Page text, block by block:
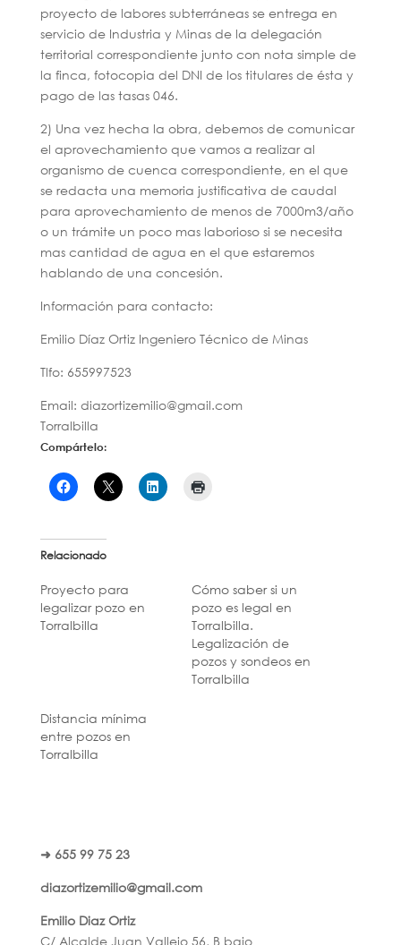
proyecto de labores subterráneas se entrega en
servicio de Industria y Minas de la delegación
territorial correspondiente junto con nota simple de
la finca, fotocopia del DNI de los titulares de ésta y
pago de las tasas 046.
2) Una vez hecha la obra, debemos de comunicar
el aprovechamiento que vamos a realizar al
organismo de cuenca correspondiente, en el que
se redacta una memoria justificativa de caudal
para aprovechamiento de menos de 7000m3/año
o un trámite un poco mas laborioso si se necesita
mas cantidad de agua en el que estaremos
hablando de una concesión.
Información para contacto:
Emilio Díaz Ortiz Ingeniero Técnico de Minas
Tlfo: 655997523
Email: diazortizemilio@gmail.com
Torralbilla
Compártelo:
Relacionado
Proyecto para
legalizar pozo en
Torralbilla
Cómo saber si un
pozo es legal en
Torralbilla.
Legalización de
pozos y sondeos en
Torralbilla
Distancia mínima
entre pozos en
Torralbilla
➜ 655 99 75 23
diazortizemilio@gmail.com
Emilio Diaz Ortiz
C/ Alcalde Juan Vallejo 56, B bajo